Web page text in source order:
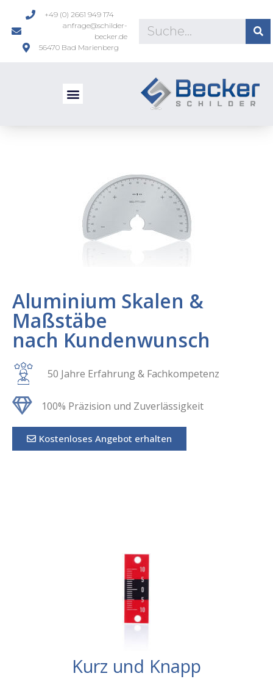
+49 (0) 2661 949 174
anfrage@schilder-
becker.de
56470 Bad Marienberg
Aluminium Skalen &
Maßstäbe
nach Kundenwunsch
50 Jahre Erfahrung & Fachkompetenz
100% Präzision und Zuverlässigkeit
Kostenloses Angebot erhalten
Kurz und Knapp